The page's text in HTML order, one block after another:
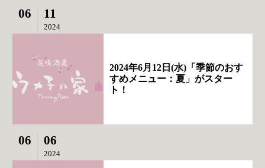
06 11
2024
2024年6月12日(水)「季節のおす
すめメニュー：夏」がスター
ト！
06 06
2024